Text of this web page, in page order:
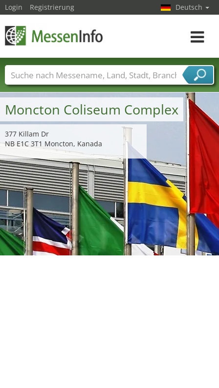
Moncton Coliseum Complex
377 Killam Dr
NB E1C 3T1 Moncton, Kanada
Login Registrierung Deutsch
Toggle
Messenamen Länder Städte
Branchen
Dienstleisterbranchen